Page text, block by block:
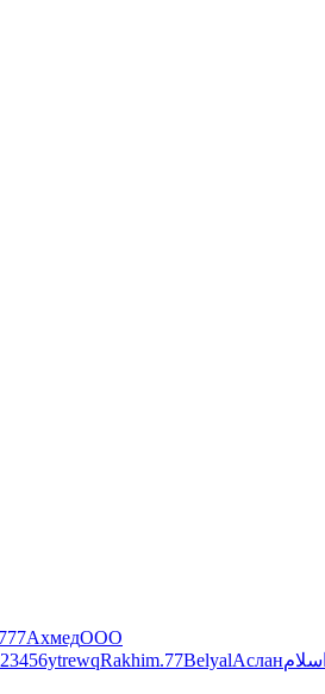
777АхмедООО
Rakhim.77BelyalАсланاسلام